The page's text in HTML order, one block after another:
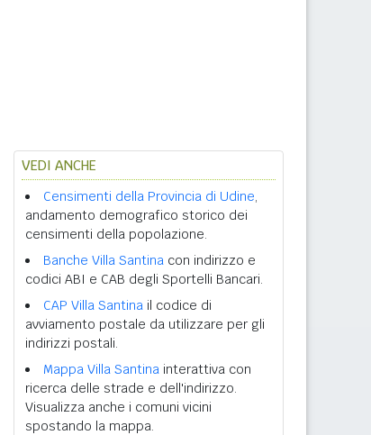
VEDI ANCHE
Censimenti della Provincia di Udine,
andamento demografico storico dei
censimenti della popolazione.
Banche Villa Santina con indirizzo e
codici ABI e CAB degli Sportelli Bancari.
CAP Villa Santina il codice di
avviamento postale da utilizzare per gli
indirizzi postali.
Mappa Villa Santina interattiva con
ricerca delle strade e dell'indirizzo.
Visualizza anche i comuni vicini
spostando la mappa.